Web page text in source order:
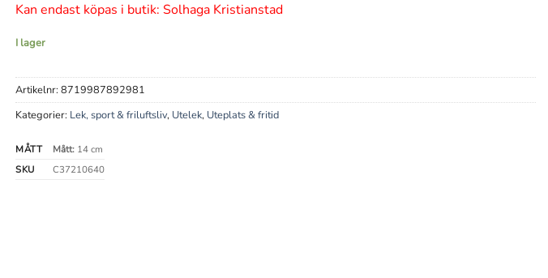
Kan endast köpas i butik: Solhaga Kristianstad
I lager
Artikelnr: 8719987892981
Kategorier: Lek, sport & friluftsliv, Utelek, Uteplats & fritid
MÅTT Mått:14 cm
SKU
C37210640